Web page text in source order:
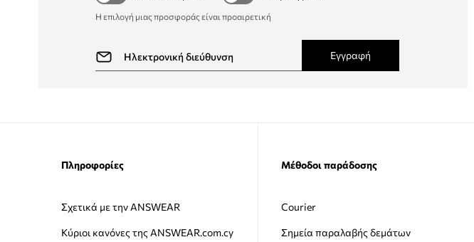
Η επιλογή μιας προσφοράς είναι προαιρετική
Εγγραφή
Πληροφορίες
Σχετικά με την ANSWEAR
Κύριοι κανόνες της ANSWEAR.com.cy
Μέθοδοι παράδοσης
Courier
Σημεία παραλαβής δεμάτων